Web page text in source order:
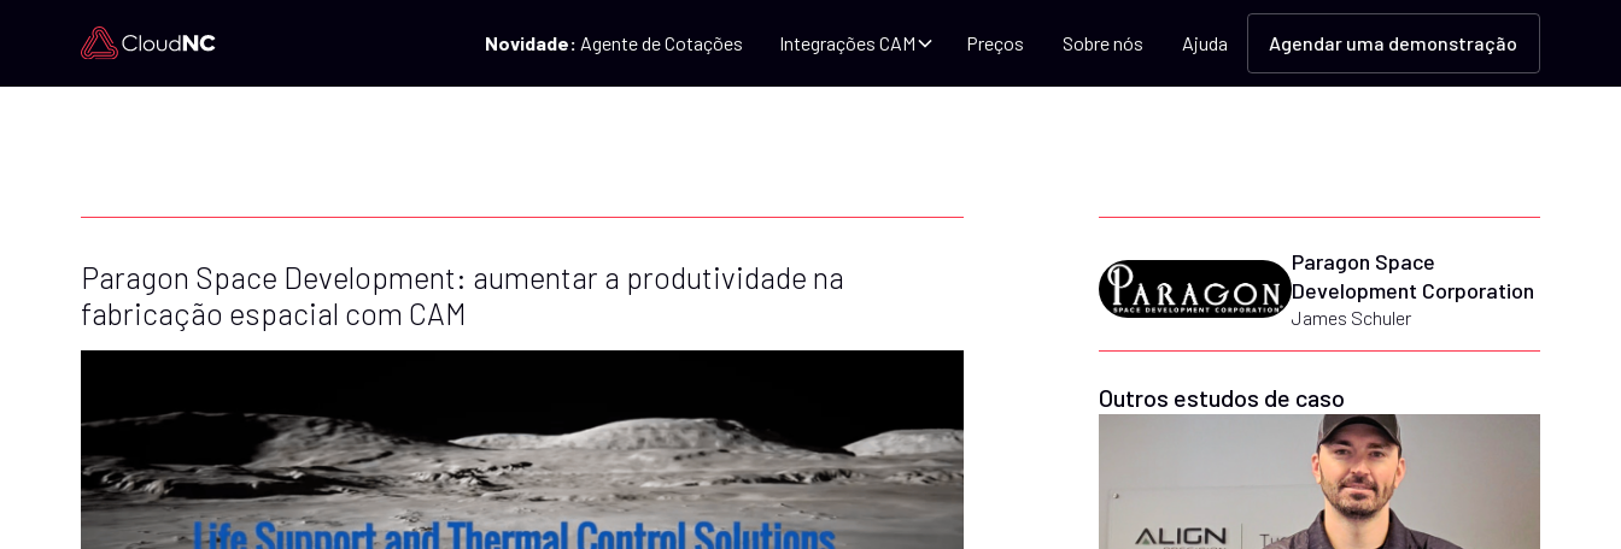
Novidade: Agente de Cotações Integrações CAM Preços Sobre nós Ajuda Agendar uma demonstração
Paragon Space Development: aumentar a produtividade na
fabricação espacial com CAM
Paragon Space
Development Corporation
James Schuler
Outros estudos de caso